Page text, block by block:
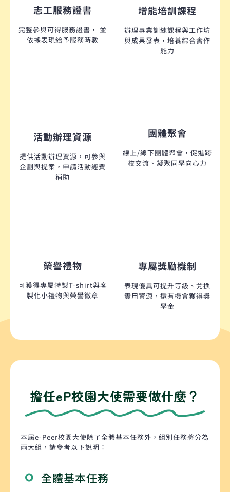
志工服務證書
完整參與可得服務證書， 並
依據表現給予服務時數
增能培訓課程
辦理專業訓練課程與工作坊
與成果發表，培養綜合實作
能力
活動辦理資源
提供活動辦理資源，可參與
企劃與提案，申請活動經費
補助
團體聚會
線上/線下團體聚會，促進跨
校交流、凝聚同學向心力
榮譽禮物
可獲得專屬特製T-shirt與客
製化小禮物與榮譽徽章
專屬獎勵機制
表現優異可提升等級、兌換
實用資源，還有機會獲得獎
學金
擔任eP校園大使需要做什麼？
本屆e-Peer校園大使除了全體基本任務外，組別任務將分為
兩大組，請參考以下說明：
全體基本任務